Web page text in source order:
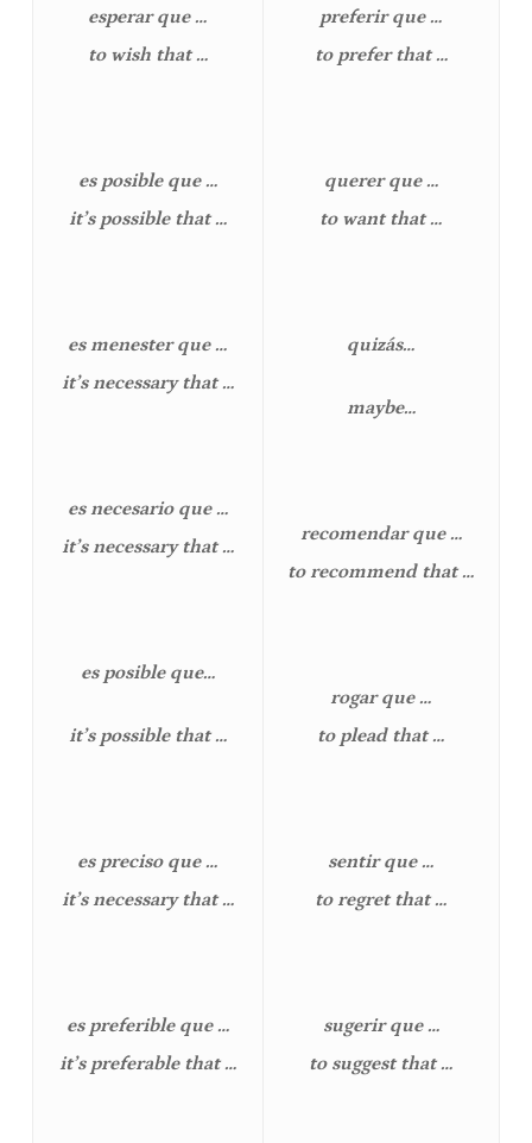
esperar que …
to wish that …
es posible que …
it’s possible that …
es menester que …
it’s necessary that …
es necesario que …
it’s necessary that …
es posible que…
it’s possible that …
es preciso que …
it’s necessary that …
es preferible que …
it’s preferable that …
preferir que …
to prefer that …
querer que …
to want that …
quizás…
maybe…
recomendar que …
to recommend that …
rogar que …
to plead that …
sentir que …
to regret that …
sugerir que …
to suggest that …